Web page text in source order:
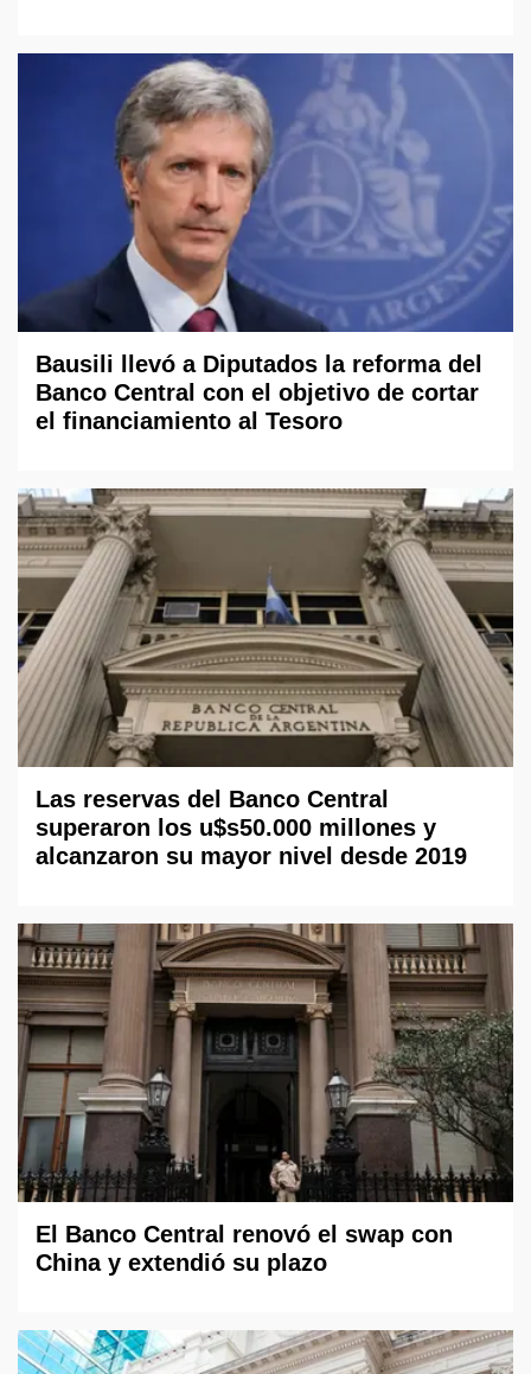
Bausili llevó a Diputados la reforma del
Banco Central con el objetivo de cortar
el financiamiento al Tesoro
Las reservas del Banco Central
superaron los u$s50.000 millones y
alcanzaron su mayor nivel desde 2019
El Banco Central renovó el swap con
China y extendió su plazo